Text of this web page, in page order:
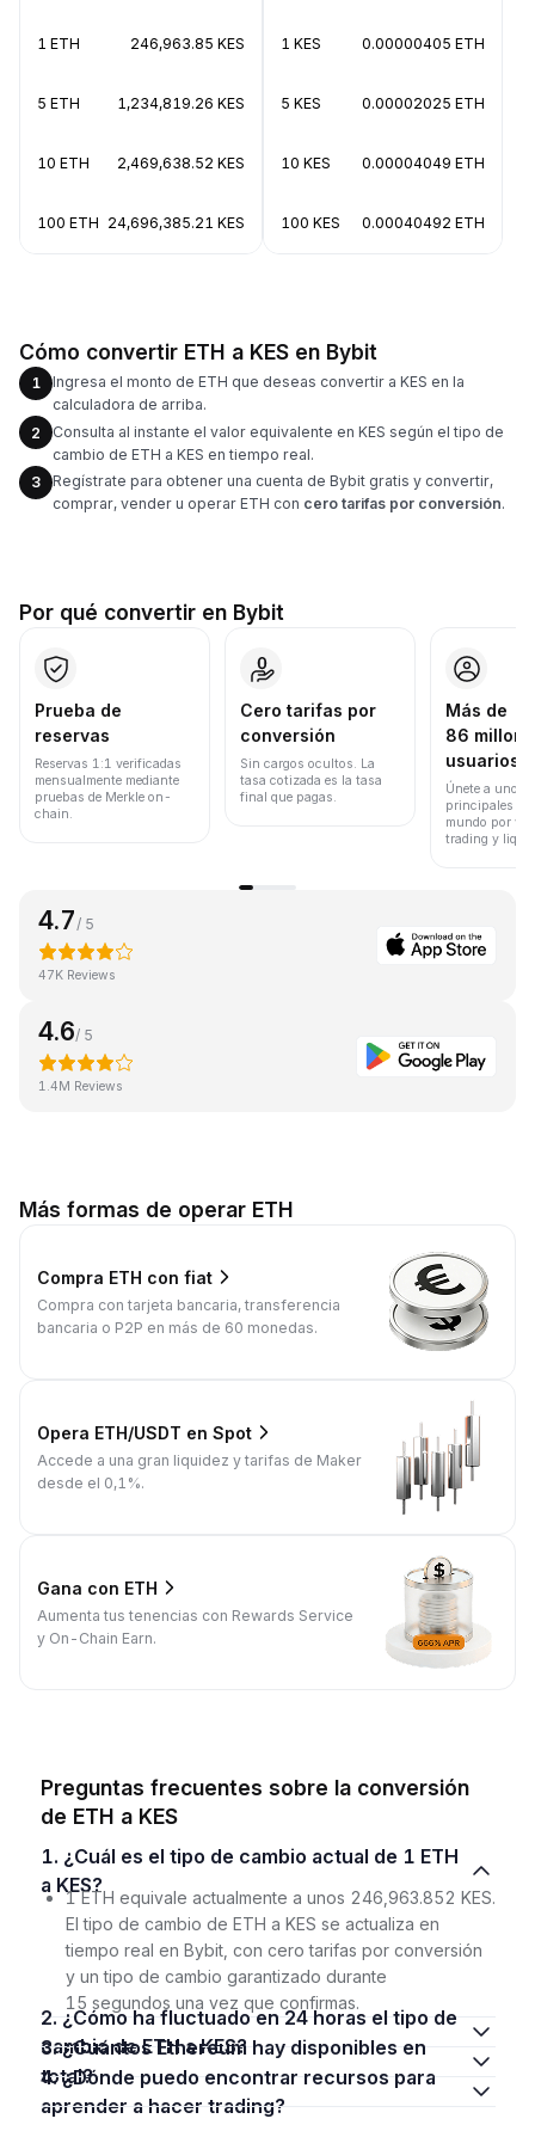
1 ETH 246,963.85 KES
5 ETH 1,234,819.26 KES
10 ETH 2,469,638.52 KES
100 ETH 24,696,385.21 KES
1 KES 0.00000405 ETH
5 KES 0.00002025 ETH
10 KES 0.00004049 ETH
100 KES 0.00040492 ETH
Cómo convertir ETH a KES en Bybit
1
Ingresa el monto de ETH que deseas convertir a KES en la
calculadora de arriba.
2
Consulta al instante el valor equivalente en KES según el tipo de
cambio de ETH a KES en tiempo real.
3
Regístrate para obtener una cuenta de Bybit gratis y convertir,
comprar, vender u operar ETH con cero tarifas por conversión.
Por qué convertir en Bybit
Prueba de
reservas
Reservas 1:1 verificadas
mensualmente mediante
pruebas de Merkle on-
chain.
Cero tarifas por
conversión
Sin cargos ocultos. La
tasa cotizada es la tasa
final que pagas.
Más de
86
usuarios
Únete a uno
principales
mundo por
trading y
4.7/ 5
47K Reviews
4.6/ 5
1.4M Reviews
Más formas de operar ETH
Compra ETH con fiat
Compra con tarjeta bancaria, transferencia
bancaria o P2P en más de 60 monedas.
Opera ETH/USDT en Spot
Accede a una gran liquidez y tarifas de Maker
desde el 0,1%.
Gana con ETH
Aumenta tus tenencias con Rewards Service
y On-Chain Earn.
Preguntas frecuentes sobre la conversión
de ETH a KES
1. ¿Cuál es el tipo de cambio actual de 1 ETH
a KES?
1 ETH equivale actualmente a unos 246,963.852 KES.
El tipo de cambio de ETH a KES se actualiza en
tiempo real en Bybit, con cero tarifas por conversión
y un tipo de cambio garantizado durante
15 segundos una vez que confirmas.
2. ¿Cómo ha fluctuado en 24 horas el tipo de
cambio de ETH a KES?
3. ¿Cuántos Ethereum hay disponibles en
total?
4. ¿Dónde puedo encontrar recursos para
aprender a hacer trading?